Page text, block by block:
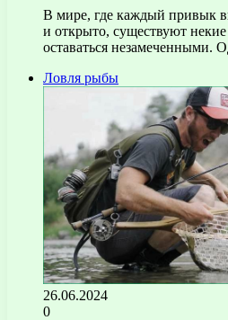
В мире, где каждый привык
и открыто, существуют
оставаться незамеченными.
Ловля рыбы
26.06.2024
0